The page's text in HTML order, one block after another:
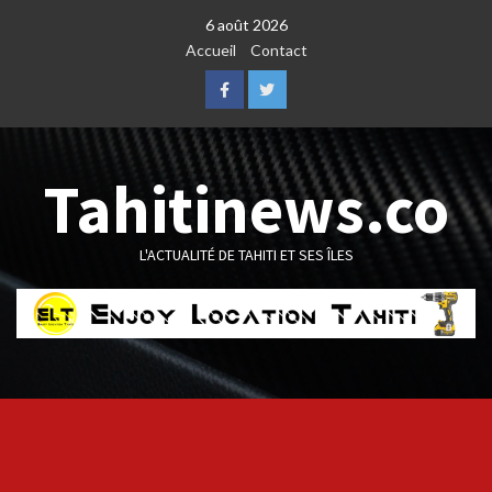
6 août 2026
Accueil
Contact
FacebookTwitter
Tahitinews.co
L'ACTUALITÉ DE TAHITI ET SES ÎLES